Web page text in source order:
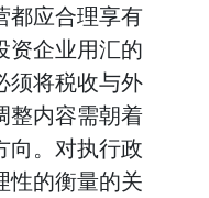
都应合理享有
资企业用汇的
须将税收与外
整内容需朝着
向。对执行政
性的衡量的关